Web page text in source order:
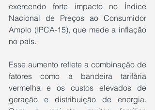
exercendo forte impacto no Índice
Nacional de Preços ao Consumidor
Amplo (IPCA-15), que mede a inflação
no país.
Esse aumento reflete a combinação de
fatores como a bandeira tarifária
vermelha e os custos elevados de
geração e distribuição de energia.